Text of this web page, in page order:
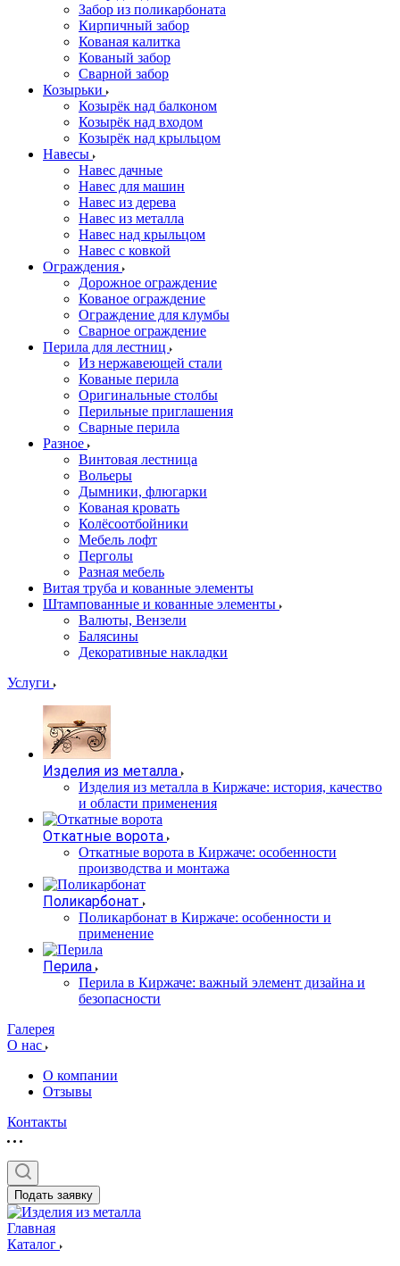
Забор из поликарбоната
Кирпичный забор
Кованая калитка
Кованый забор
Сварной забор
Козырьки
Козырёк над балконом
Козырёк над входом
Козырёк над крыльцом
Навесы
Навес дачные
Навес для машин
Навес из дерева
Навес из металла
Навес над крыльцом
Навес с ковкой
Ограждения
Дорожное ограждение
Кованое ограждение
Ограждение для клумбы
Сварное ограждение
Перила для лестниц
Из нержавеющей стали
Кованые перила
Оригинальные столбы
Перильные приглашения
Сварные перила
Разное
Винтовая лестница
Вольеры
Дымники, флюгарки
Кованая кровать
Колёсоотбойники
Мебель лофт
Перголы
Разная мебель
Витая труба и кованные элементы
Штампованные и кованные элементы
Валюты, Вензели
Балясины
Декоративные накладки
Услуги
Изделия из металла
Изделия из металла в Киржаче: история, качество
и области применения
Откатные ворота
Откатные ворота в Киржаче: особенности
производства и монтажа
Поликарбонат
Поликарбонат в Киржаче: особенности и
применение
Перила
Перила в Киржаче: важный элемент дизайна и
безопасности
Галерея
О нас
О компании
Отзывы
Контакты
Подать заявку
Главная
Каталог